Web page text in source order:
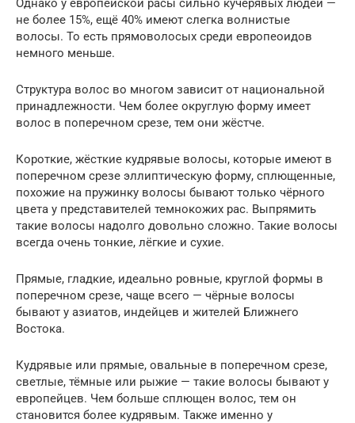
Однако у европейской расы сильно кучерявых людей —
не более 15%, ещё 40% имеют слегка волнистые
волосы. То есть прямоволосых среди европеоидов
немного меньше.
Структура волос во многом зависит от национальной
принадлежности. Чем более округлую форму имеет
волос в поперечном срезе, тем они жёстче.
Короткие, жёсткие кудрявые волосы, которые имеют в
поперечном срезе эллиптическую форму, сплющенные,
похожие на пружинку волосы бывают только чёрного
цвета у представителей темнокожих рас. Выпрямить
такие волосы надолго довольно сложно. Такие волосы
всегда очень тонкие, лёгкие и сухие.
Прямые, гладкие, идеально ровные, круглой формы в
поперечном срезе, чаще всего — чёрные волосы
бывают у азиатов, индейцев и жителей Ближнего
Востока.
Кудрявые или прямые, овальные в поперечном срезе,
светлые, тёмные или рыжие — такие волосы бывают у
европейцев. Чем больше сплющен волос, тем он
становится более кудрявым. Также именно у